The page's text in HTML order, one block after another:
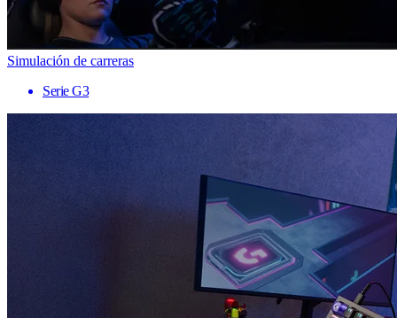
Simulación de carreras
Serie G3